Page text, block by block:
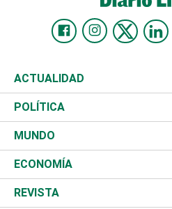
ACTUALIDAD
Nacional
Ciudad
Educación
Salud
POLÍTICA
Partidos
JCE
TSE
MUNDO
Estados Unidos
América Latina
ECONOMÍA
Finanzas
REVISTA